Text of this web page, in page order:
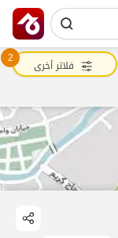
2 فلاتر أخرى